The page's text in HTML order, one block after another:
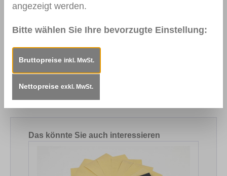
800 1000
Beschreibung
Für die Vorbereitung von
Produktgalerie überspringen
Das könnte Sie auch interessieren
angezeigt werden.
Bitte wählen Sie Ihre bevorzugte Einstellung:
Bruttopreise inkl. MwSt.
Nettopreise exkl. MwSt.